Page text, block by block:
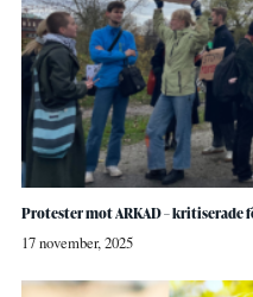
Protester mot ARKAD – kritiserade
17 november, 2025